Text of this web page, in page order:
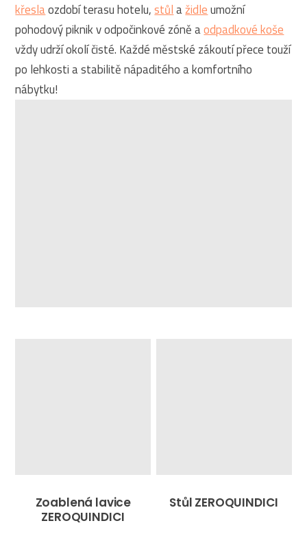
křeslaozdobí terasu hotelu,stůlažidleumožní
pohodový piknik v odpočinkové zóně aodpadkové koše
vždy udrží okolí čisté. Každé městské zákoutí přece touží
po lehkosti a stabilitě nápaditého a komfortního
nábytku!
Zoablená lavice
ZEROQUINDICI
Stůl ZEROQUINDICI